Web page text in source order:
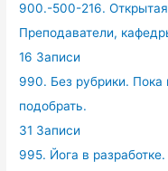
900.-500-216.
Преподаватели,
16 Записи
990. Без рубрики. Пока
подобрать.
31 Записи
995. Йога в разработке.